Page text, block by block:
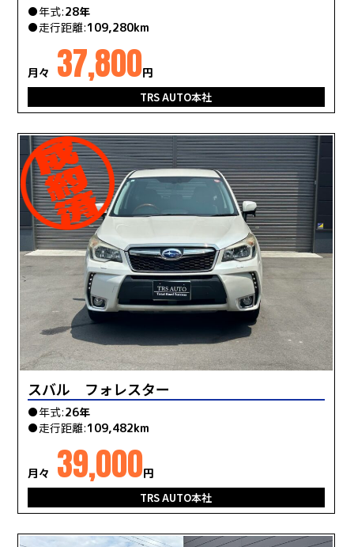
●年式:28年
●走行距離:109,280km
月々 37,800円
TRS AUTO本社
スバル フォレスター
●年式:26年
●走行距離:109,482km
月々 39,000円
TRS AUTO本社